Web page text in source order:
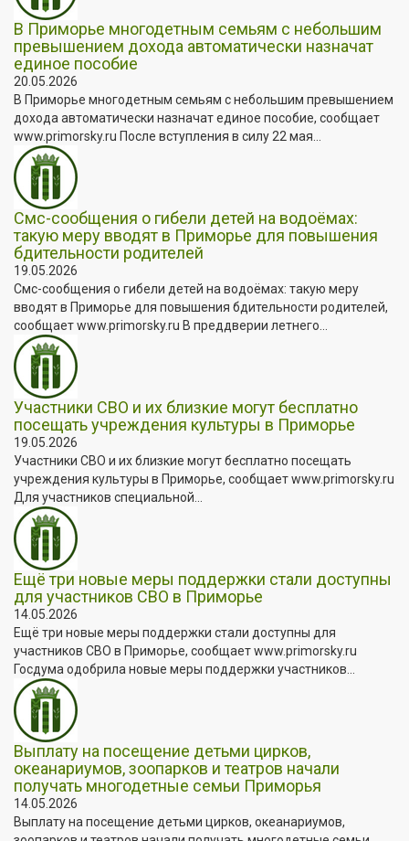
В Приморье многодетным семьям с небольшим
превышением дохода автоматически назначат
единое пособие
20.05.2026
В Приморье многодетным семьям с небольшим превышением
дохода автоматически назначат единое пособие, сообщает
www.primorsky.ru После вступления в силу 22 мая...
Смс-сообщения о гибели детей на водоёмах:
такую меру вводят в Приморье для повышения
бдительности родителей
19.05.2026
Смс-сообщения о гибели детей на водоёмах: такую меру
вводят в Приморье для повышения бдительности родителей,
сообщает www.primorsky.ru В преддверии летнего...
Участники СВО и их близкие могут бесплатно
посещать учреждения культуры в Приморье
19.05.2026
Участники СВО и их близкие могут бесплатно посещать
учреждения культуры в Приморье, сообщает www.primorsky.ru
Для участников специальной...
Ещё три новые меры поддержки стали доступны
для участников СВО в Приморье
14.05.2026
Ещё три новые меры поддержки стали доступны для
участников СВО в Приморье, сообщает www.primorsky.ru
Госдума одобрила новые меры поддержки участников...
Выплату на посещение детьми цирков,
океанариумов, зоопарков и театров начали
получать многодетные семьи Приморья
14.05.2026
Выплату на посещение детьми цирков, океанариумов,